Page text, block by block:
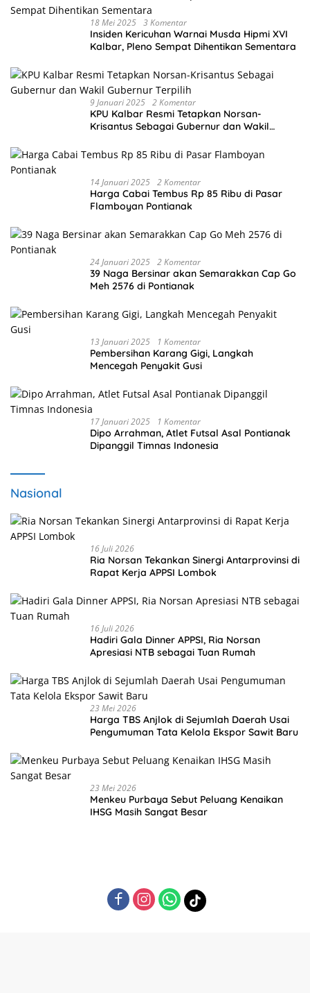
18 Mei 2025 3 Komentar
Insiden Kericuhan Warnai Musda Hipmi XVI
Kalbar, Pleno Sempat Dihentikan Sementara
9 Januari 2025 2 Komentar
KPU Kalbar Resmi Tetapkan Norsan-
Krisantus Sebagai Gubernur dan Wakil
14 Januari 2025 2 Komentar
Harga Cabai Tembus Rp 85 Ribu di Pasar
Flamboyan Pontianak
24 Januari 2025 2 Komentar
39 Naga Bersinar akan Semarakkan Cap Go
Meh 2576 di Pontianak
13 Januari 2025 1 Komentar
Pembersihan Karang Gigi, Langkah
Mencegah Penyakit Gusi
17 Januari 2025 1 Komentar
Dipo Arrahman, Atlet Futsal Asal Pontianak
Dipanggil Timnas Indonesia
Nasional
16 Juli 2026
Ria Norsan Tekankan Sinergi Antarprovinsi di
Rapat Kerja APPSI Lombok
16 Juli 2026
Hadiri Gala Dinner APPSI, Ria Norsan
Apresiasi NTB sebagai Tuan Rumah
23 Mei 2026
Harga TBS Anjlok di Sejumlah Daerah Usai
Pengumuman Tata Kelola Ekspor Sawit Baru
23 Mei 2026
Menkeu Purbaya Sebut Peluang Kenaikan
IHSG Masih Sangat Besar